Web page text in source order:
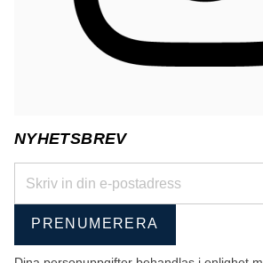
NYHETSBREV
PRENUMERERA